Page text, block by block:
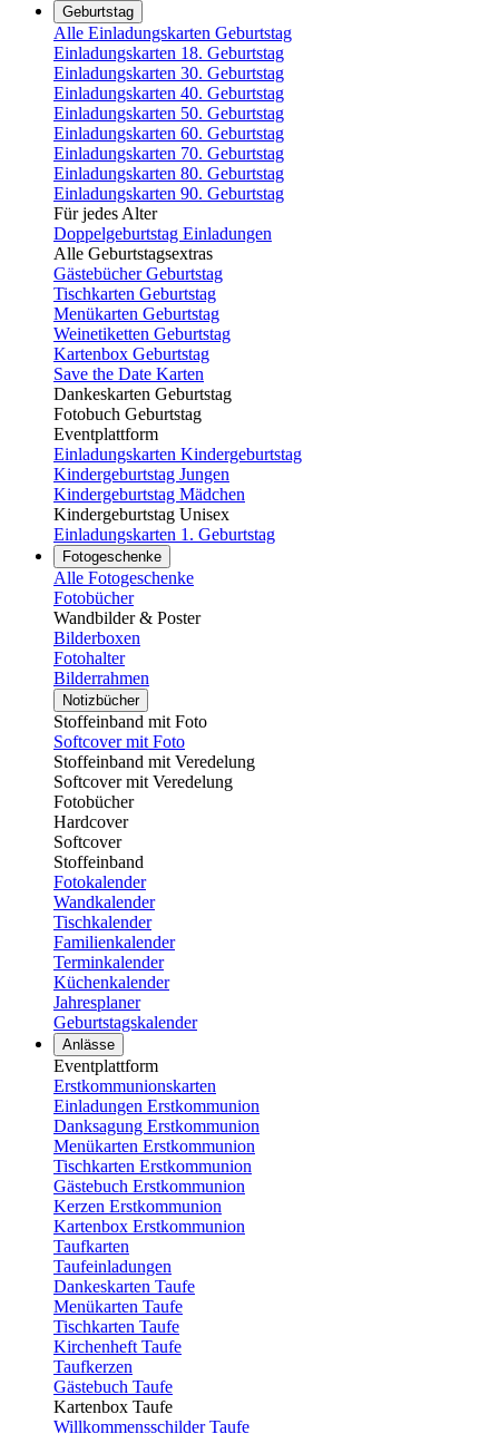
Geburtstag
Alle Einladungskarten Geburtstag
Einladungskarten 18. Geburtstag
Einladungskarten 30. Geburtstag
Einladungskarten 40. Geburtstag
Einladungskarten 50. Geburtstag
Einladungskarten 60. Geburtstag
Einladungskarten 70. Geburtstag
Einladungskarten 80. Geburtstag
Einladungskarten 90. Geburtstag
Für jedes Alter
Doppelgeburtstag Einladungen
Alle Geburtstagsextras
Gästebücher Geburtstag
Tischkarten Geburtstag
Menükarten Geburtstag
Weinetiketten Geburtstag
Kartenbox Geburtstag
Save the Date Karten
Dankeskarten Geburtstag
Fotobuch Geburtstag
Eventplattform
Einladungskarten Kindergeburtstag
Kindergeburtstag Jungen
Kindergeburtstag Mädchen
Kindergeburtstag Unisex
Einladungskarten 1. Geburtstag
Fotogeschenke
Alle Fotogeschenke
Fotobücher
Wandbilder & Poster
Bilderboxen
Fotohalter
Bilderrahmen
Notizbücher
Stoffeinband mit Foto
Softcover mit Foto
Stoffeinband mit Veredelung
Softcover mit Veredelung
Fotobücher
Hardcover
Softcover
Stoffeinband
Fotokalender
Wandkalender
Tischkalender
Familienkalender
Terminkalender
Küchenkalender
Jahresplaner
Geburtstagskalender
Anlässe
Eventplattform
Erstkommunionskarten
Einladungen Erstkommunion
Danksagung Erstkommunion
Menükarten Erstkommunion
Tischkarten Erstkommunion
Gästebuch Erstkommunion
Kerzen Erstkommunion
Kartenbox Erstkommunion
Taufkarten
Taufeinladungen
Dankeskarten Taufe
Menükarten Taufe
Tischkarten Taufe
Kirchenheft Taufe
Taufkerzen
Gästebuch Taufe
Kartenbox Taufe
Willkommensschilder Taufe